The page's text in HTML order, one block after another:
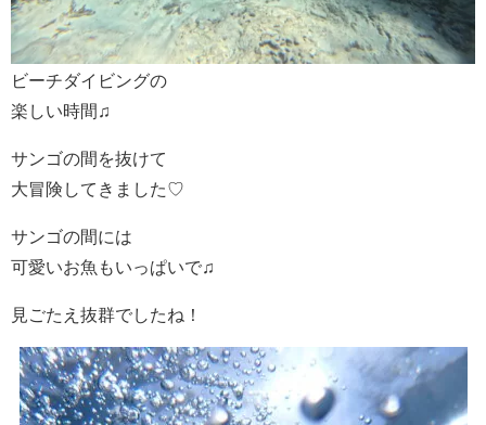
ビーチダイビングの
楽しい時間♫
サンゴの間を抜けて
大冒険してきました♡
サンゴの間には
可愛いお魚もいっぱいで♫
見ごたえ抜群でしたね！